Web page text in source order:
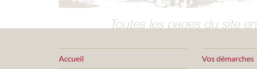
Accueil Vos démarches